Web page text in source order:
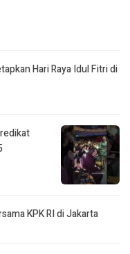
Hari Raya Idul Fitri di
KPK RI di Jakarta